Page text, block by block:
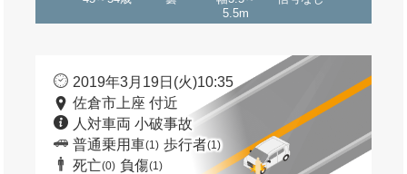
5.5m
2019年3月19日(火)10:35
佐倉市上座 付近
人対車両 小破事故
普通乗用車(1) 歩行者(1)
死亡(0) 負傷(1)